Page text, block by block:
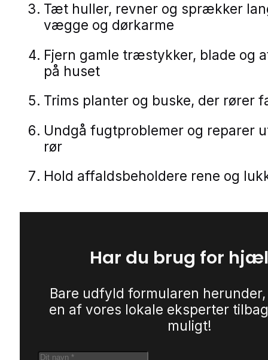
Tæt huller, revner og sprækker
vægge og dørkarme
Fjern gamle træstykker, blade og
på huset
Trims planter og buske, der rører
Undgå fugtproblemer og reparer
rør
Hold affaldsbeholdere rene og
Har du brug for
Bare udfyld formularen
en af vores lokale eksperter
muligt!